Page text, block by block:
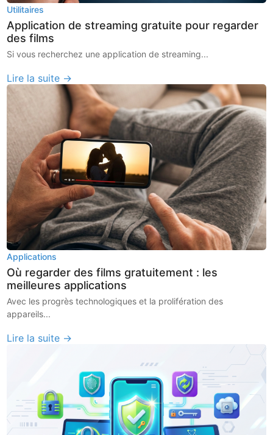
Utilitaires
Application de streaming gratuite pour regarder
des films
Si vous recherchez une application de streaming...
Lire la suite →
Applications
Où regarder des films gratuitement : les
meilleures applications
Avec les progrès technologiques et la prolifération des
appareils...
Lire la suite →